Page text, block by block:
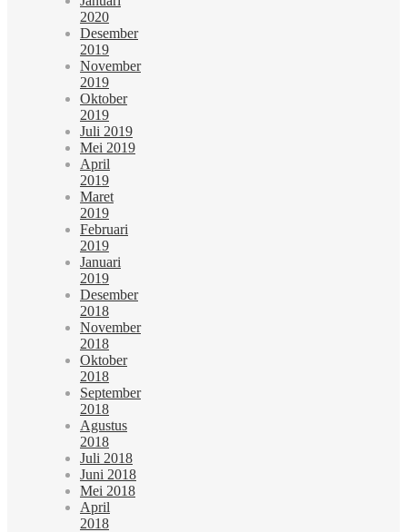
2020
Desember
2019
November
2019
Oktober
2019
Juli 2019
Mei 2019
April
2019
Maret
2019
Februari
2019
Januari
2019
Desember
2018
November
2018
Oktober
2018
September
2018
Agustus
2018
Juli 2018
Juni 2018
Mei 2018
April
2018